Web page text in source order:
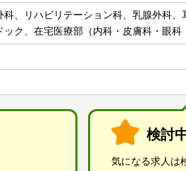
、リハビリテーション科、乳腺外科、
ク、在宅医療部（内科・皮膚科・眼科
検討
気になる求人は